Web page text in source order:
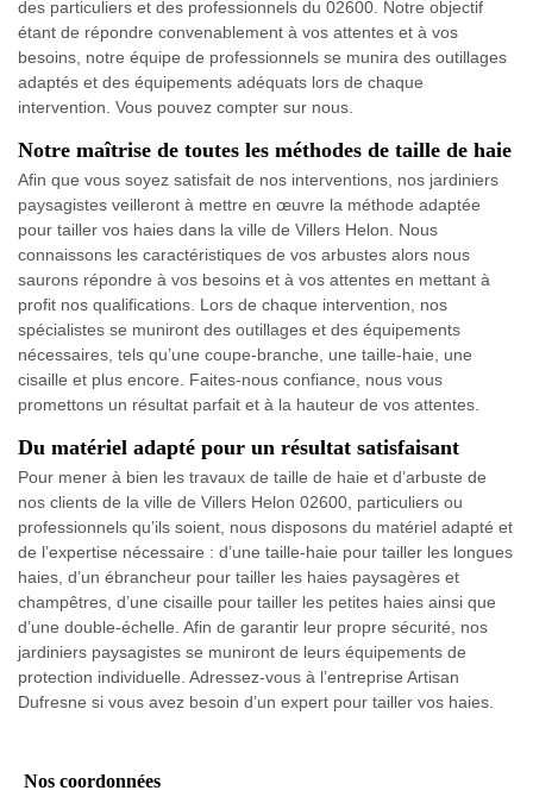
des particuliers et des professionnels du 02600. Notre objectif
étant de répondre convenablement à vos attentes et à vos
besoins, notre équipe de professionnels se munira des outillages
adaptés et des équipements adéquats lors de chaque
intervention. Vous pouvez compter sur nous.
Notre maîtrise de toutes les méthodes de taille de haie
Afin que vous soyez satisfait de nos interventions, nos jardiniers
paysagistes veilleront à mettre en œuvre la méthode adaptée
pour tailler vos haies dans la ville de Villers Helon. Nous
connaissons les caractéristiques de vos arbustes alors nous
saurons répondre à vos besoins et à vos attentes en mettant à
profit nos qualifications. Lors de chaque intervention, nos
spécialistes se muniront des outillages et des équipements
nécessaires, tels qu’une coupe-branche, une taille-haie, une
cisaille et plus encore. Faites-nous confiance, nous vous
promettons un résultat parfait et à la hauteur de vos attentes.
Du matériel adapté pour un résultat satisfaisant
Pour mener à bien les travaux de taille de haie et d’arbuste de
nos clients de la ville de Villers Helon 02600, particuliers ou
professionnels qu’ils soient, nous disposons du matériel adapté et
de l’expertise nécessaire : d’une taille-haie pour tailler les longues
haies, d’un ébrancheur pour tailler les haies paysagères et
champêtres, d’une cisaille pour tailler les petites haies ainsi que
d’une double-échelle. Afin de garantir leur propre sécurité, nos
jardiniers paysagistes se muniront de leurs équipements de
protection individuelle. Adressez-vous à l’entreprise Artisan
Dufresne si vous avez besoin d’un expert pour tailler vos haies.
Nos coordonnées